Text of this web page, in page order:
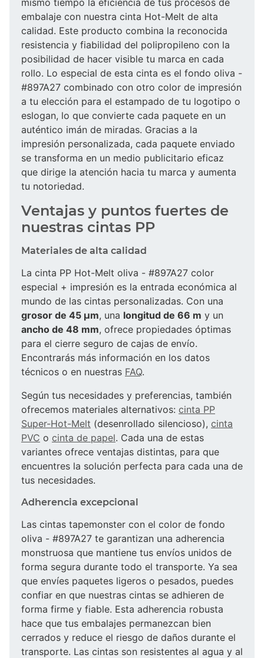
embalaje con nuestra cinta Hot-Melt de alta
calidad. Este producto combina la reconocida
resistencia y fiabilidad del polipropileno con la
posibilidad de hacer visible tu marca en cada
rollo. Lo especial de esta cinta es el fondo oliva -
#897A27 combinado con otro color de impresión
a tu elección para el estampado de tu logotipo o
eslogan, lo que convierte cada paquete en un
auténtico imán de miradas. Gracias a la
impresión personalizada, cada paquete enviado
se transforma en un medio publicitario eficaz
que dirige la atención hacia tu marca y aumenta
tu notoriedad.
Ventajas y puntos fuertes de
nuestras cintas PP
Materiales de alta calidad
La cinta PP Hot-Melt oliva - #897A27 color
especial + impresión es la entrada económica al
mundo de las cintas personalizadas. Con una
grosor de 45 µm, una longitud de 66 m y un
ancho de 48 mm, ofrece propiedades óptimas
para el cierre seguro de cajas de envío.
Encontrarás más información en los datos
técnicos o en nuestras FAQ.
Según tus necesidades y preferencias, también
ofrecemos materiales alternativos: cinta PP
Super-Hot-Melt (desenrollado silencioso), cinta
PVC o cinta de papel. Cada una de estas
variantes ofrece ventajas distintas, para que
encuentres la solución perfecta para cada una de
tus necesidades.
Adherencia excepcional
Las cintas tapemonster con el color de fondo
oliva - #897A27 te garantizan una adherencia
monstruosa que mantiene tus envíos unidos de
forma segura durante todo el transporte. Ya sea
que envíes paquetes ligeros o pesados, puedes
confiar en que nuestras cintas se adhieren de
forma firme y fiable. Esta adherencia robusta
hace que tus embalajes permanezcan bien
cerrados y reduce el riesgo de daños durante el
transporte. Las cintas son resistentes al agua y al